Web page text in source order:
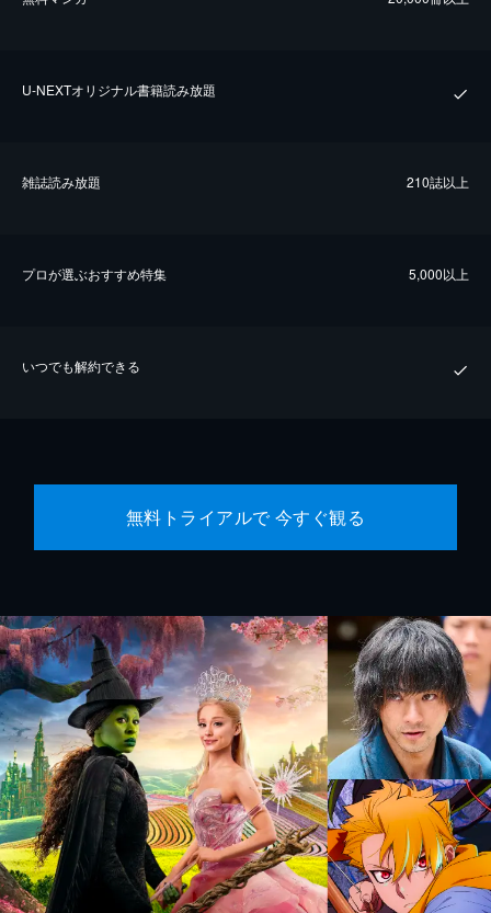
U-NEXTオリジナル書籍読み放題
雑誌読み放題 210誌以上
プロが選ぶおすすめ特集 5,000以上
いつでも解約できる
無料トライアルで 今すぐ観る